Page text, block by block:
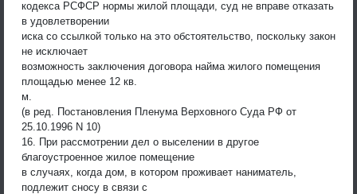
кодекса РСФСР нормы жилой площади, суд не вправе отказать
в удовлетворении
иска со ссылкой только на это обстоятельство, поскольку закон
не исключает
возможность заключения договора найма жилого помещения
площадью менее 12 кв.
м.
(в ред. Постановления Пленума Верховного Суда РФ от
25.10.1996 N 10)
16. При рассмотрении дел о выселении в другое
благоустроенное жилое помещение
в случаях, когда дом, в котором проживает наниматель,
подлежит сносу в связи с